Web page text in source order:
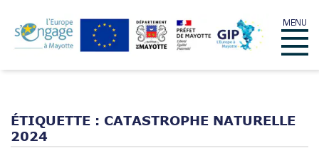
content
MENU
Menu
ÉTIQUETTE : CATASTROPHE NATURELLE
2024